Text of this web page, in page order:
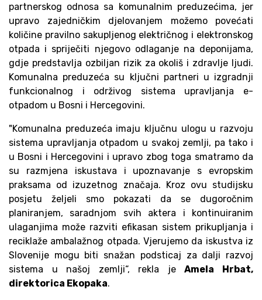
partnerskog odnosa sa komunalnim preduzećima, jer
upravo zajedničkim djelovanjem možemo povećati
količine pravilno sakupljenog električnog i elektronskog
otpada i spriječiti njegovo odlaganje na deponijama,
gdje predstavlja ozbiljan rizik za okoliš i zdravlje ljudi.
Komunalna preduzeća su ključni partneri u izgradnji
funkcionalnog i održivog sistema upravljanja e-
otpadom u Bosni i Hercegovini.
"Komunalna preduzeća imaju ključnu ulogu u razvoju
sistema upravljanja otpadom u svakoj zemlji, pa tako i
u Bosni i Hercegovini i upravo zbog toga smatramo da
su razmjena iskustava i upoznavanje s evropskim
praksama od izuzetnog značaja. Kroz ovu studijsku
posjetu željeli smo pokazati da se dugoročnim
planiranjem, saradnjom svih aktera i kontinuiranim
ulaganjima može razviti efikasan sistem prikupljanja i
reciklaže ambalažnog otpada. Vjerujemo da iskustva iz
Slovenije mogu biti snažan podsticaj za dalji razvoj
sistema u našoj zemlji“, rekla jeAmela Hrbat,
direktorica Ekopaka.